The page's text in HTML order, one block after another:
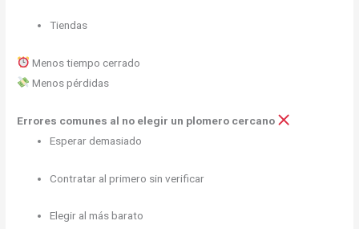
Tiendas
Menos tiempo cerrado
Menos pérdidas
Errores comunes al no elegir un plomero cercano
Esperar demasiado
Contratar al primero sin verificar
Elegir al más barato